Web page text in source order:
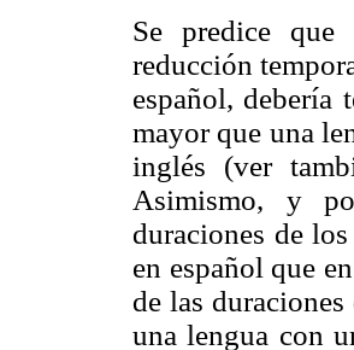
Se predice
reducción
español, debería
mayor que una
inglés (ver
Asimismo, y
duraciones de
en español que
de las
una lengua con